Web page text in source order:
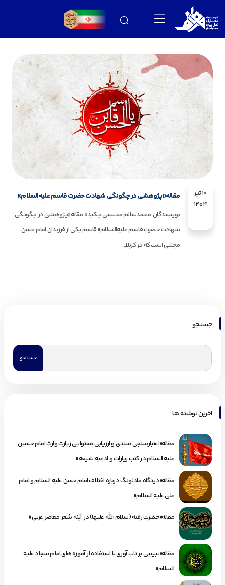
10 تیر
1404
مقاله«پژوهشی در چگونگی شهادت حضرت قاسم علیه‌السلام»
نویسندگان: محمدسالم محسنی چکیده مقاله«پژوهشی در چگونگی
شهادت حضرت قاسم علیه‌السلام» قاسم یکی از فرزندان امام حسن
مجتبی است که در کربلا...
جستجو
اخرین نوشته ها
مقاله«اعتبارسنجی سندی و ارزیابی محتوایی زیارت وارث امام حسین
علیه السلام در کتب زیارات و ادعیه شیعه»
مقاله«دیدگاه مادلونگ درباره اختلاف امام حسن علیه السلام و امام
علی علیه السلام»
مقاله«حضرت رقیه (سلام الله علیها) در آینه شعر معاصر عربی»
مقاله«تبیینی بر تاب آوری با استفاده از آموزه های امام سجاد علیه
السلام»